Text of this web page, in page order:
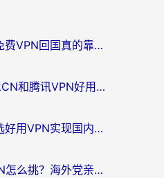
海外党必看：电脑免费VPN回国真的靠谱吗？附实测对比与最优方案指南
海外党必看：ChickCN和腾讯VPN好用吗？3招选对回国加速器，告别地区限制
海外党必看：如何选好用VPN实现国内资源无缝访问？从越南到全球都适用
从法国回国内的VPN怎么挑？海外党亲测：稳定、多端、安全才是关键